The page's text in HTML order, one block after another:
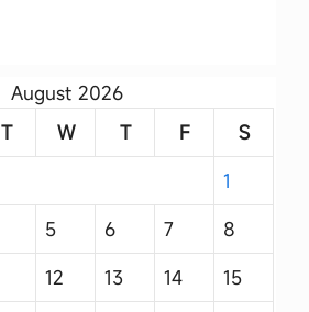
August 2026
T W T F
S
1
5 6 7
8
12 13 14 15